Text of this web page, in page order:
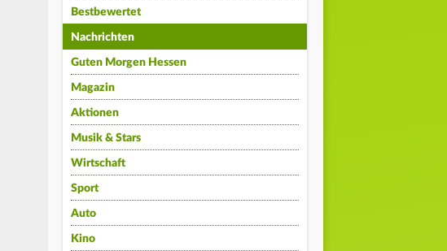
Bestbewertet
Nachrichten
Guten Morgen Hessen
Magazin
Aktionen
Musik & Stars
Wirtschaft
Sport
Auto
Kino